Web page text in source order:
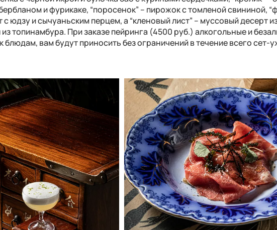
и фурикаке, “поросенок” – пирожок с томленой свининой,
юдзу и сычуаньским перцем, а “кленовый лист” – муссовый десерт
топинамбура. При заказе пейринга (4500 руб.) алкогольные и
блюдам, вам будут приносить без ограничений в течение всего сет-